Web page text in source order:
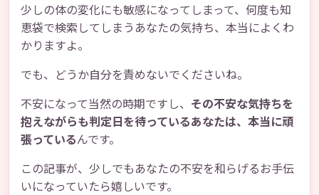
少しの体の変化にも敏感になってしまって、何度も知
恵袋で検索してしまうあなたの気持ち、本当によくわ
かりますよ。
でも、どうか自分を責めないでくださいね。
不安になって当然の時期ですし、 その不安な気持ちを
抱えながらも判定日を待っているあなたは、本当に頑
張っているんです。
この記事が、少しでもあなたの不安を和らげるお手伝
いになっていたら嬉しいです。